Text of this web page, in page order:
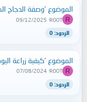
الموضوع 'وصفة الدجاج
R
ROOT
09/12/2025
الردود: 0
الموضوع 'كيفية زراعة
R
ROOT
07/08/2024
الردود: 0